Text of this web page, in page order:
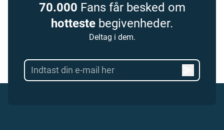
70.000 Fans får besked om
hotteste begivenheder.
Deltag i dem.